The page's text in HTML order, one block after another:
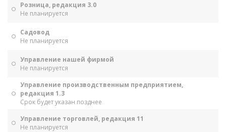
Розница, редакция 3.0
Не планируется
Садовод
Не планируется
Управление нашей фирмой
Не планируется
Управление производственным предприятием,
редакция 1.3
Срок будет указан позднее
Управление торговлей, редакция 11
Не планируется